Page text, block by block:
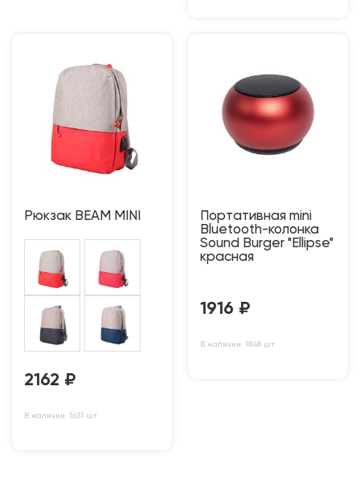
Рюкзак BEAM MINI
2162 ₽
В наличии: 1631 шт
Портативная mini
Bluetooth-колонка
Sound Burger "Ellipse"
красная
1916 ₽
В наличии: 1848 шт